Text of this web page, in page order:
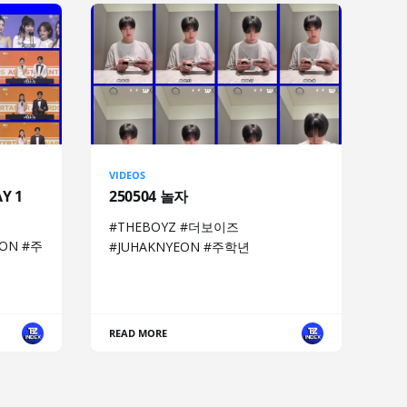
1
#주
VIDEOS
250504 놀자
#THEBOYZ #더보이즈
#JUHAKNYEON #주학년
READ MORE